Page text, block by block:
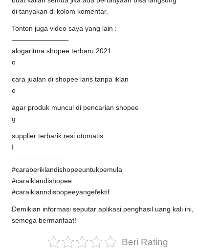
di tanyakan di kolom komentar.
Tonton juga video saya yang lain :
————————-
alogaritma shopee terbaru 2021
o
cara jualan di shopee laris tanpa iklan
o
agar produk muncul di pencarian shopee
g
supplier terbarik resi otomatis
————————
#caraberiklandishopeeuntukpemula
#caraiklandishopee
#caraiklanndishopeeyangefektif
Demikian informasi seputar aplikasi penghasil uang kali ini,
semoga bermanfaat!
Beri Rating